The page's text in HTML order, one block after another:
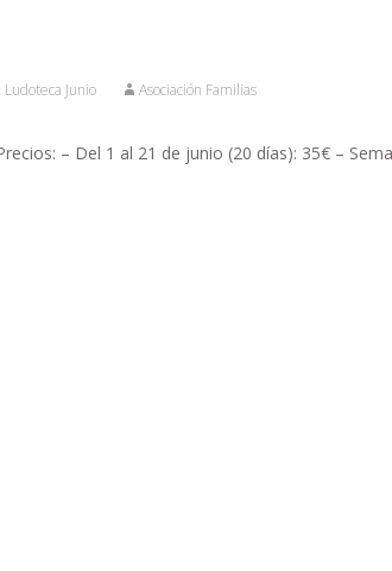
Ludoteca Junio Asociación Familias
– Del 1 al 21 de junio (20 días): 35€ –